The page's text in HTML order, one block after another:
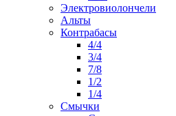
Электровиолончели
Альты
Контрабасы
4/4
3/4
7/8
1/2
1/4
Смычки